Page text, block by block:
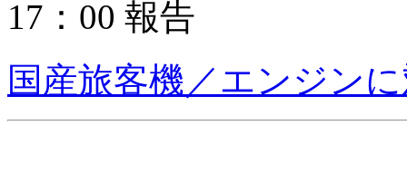
17：00 報告
国産旅客機／エンジン